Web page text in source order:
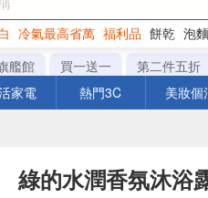
冷氣最高省萬 福利品 餅乾 泡麵
艦館 買一送一 第二件五折
家電 熱門3C 美妝個
綠的水潤香氛沐浴